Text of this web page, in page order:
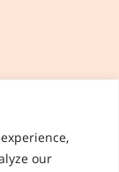
our